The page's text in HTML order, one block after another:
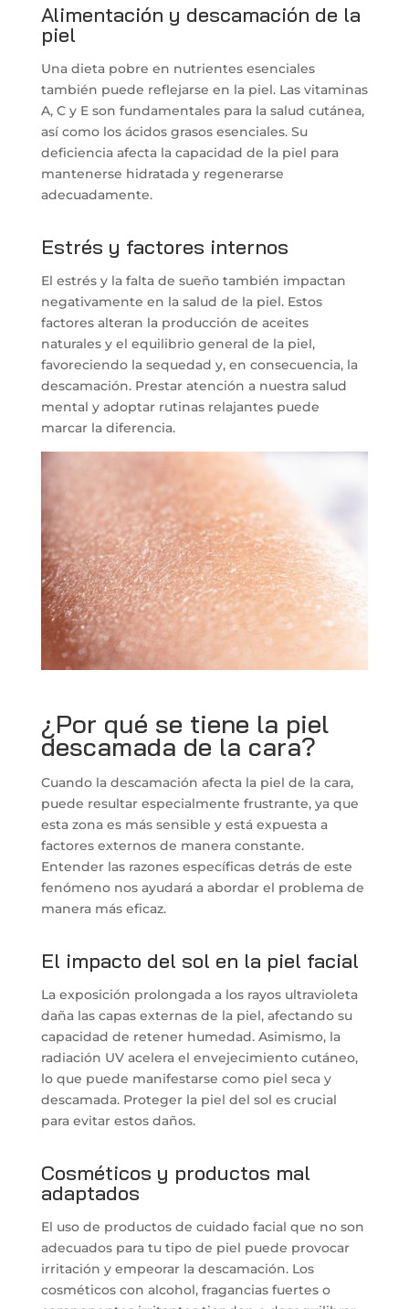
Alimentación y descamación de la
piel
Una dieta pobre en nutrientes esenciales
también puede reflejarse en la piel. Las vitaminas
A, C y E son fundamentales para la salud cutánea,
así como los ácidos grasos esenciales. Su
deficiencia afecta la capacidad de la piel para
mantenerse hidratada y regenerarse
adecuadamente.
Estrés y factores internos
El estrés y la falta de sueño también impactan
negativamente en la salud de la piel. Estos
factores alteran la producción de aceites
naturales y el equilibrio general de la piel,
favoreciendo la sequedad y, en consecuencia, la
descamación. Prestar atención a nuestra salud
mental y adoptar rutinas relajantes puede
marcar la diferencia.
¿Por qué se tiene la piel
descamada de la cara?
Cuando la descamación afecta la piel de la cara,
puede resultar especialmente frustrante, ya que
esta zona es más sensible y está expuesta a
factores externos de manera constante.
Entender las razones específicas detrás de este
fenómeno nos ayudará a abordar el problema de
manera más eficaz.
El impacto del sol en la piel facial
La exposición prolongada a los rayos ultravioleta
daña las capas externas de la piel, afectando su
capacidad de retener humedad. Asimismo, la
radiación UV acelera el envejecimiento cutáneo,
lo que puede manifestarse como piel seca y
descamada. Proteger la piel del sol es crucial
para evitar estos daños.
Cosméticos y productos mal
adaptados
El uso de productos de cuidado facial que no son
adecuados para tu tipo de piel puede provocar
irritación y empeorar la descamación. Los
cosméticos con alcohol, fragancias fuertes o